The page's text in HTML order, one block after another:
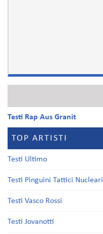
Testi Rap Aus Granit
TOP ARTISTI
Testi Ultimo
Testi Pinguini Tattici Nucleari
Testi Vasco Rossi
Testi Jovanotti